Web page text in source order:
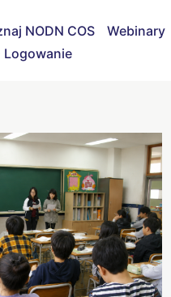
NODN COS Webinary
Logowanie